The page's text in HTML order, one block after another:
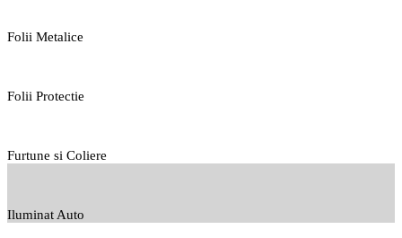
Folii Metalice
Folii Protectie
Furtune si Coliere
Iluminat Auto